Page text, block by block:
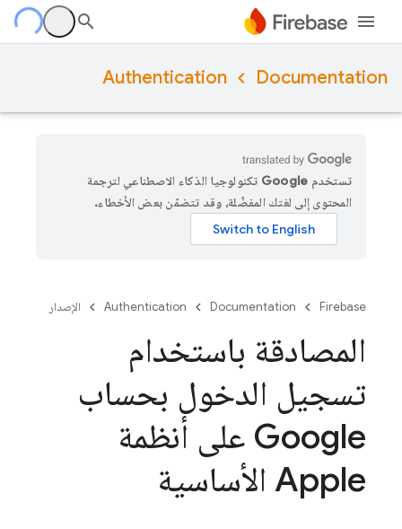
Documentation
Authentication
تستخدم Google تكنولوجيا الذكاء الاصطناعي لترجمة
المحتوى إلى لغتك المفضّلة، وقد تتضمّن بعض الأخطاء.
Firebase
Documentation
Authentication الإصدار
المصادقة باستخدام
تسجيل الدخول بحساب
Google على أنظمة
Apple الأساسية